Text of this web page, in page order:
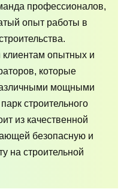
профессионалов,
опыт работы в
опытных и
которые
мощными
строительного
из качественной
безопасную и
на строительной